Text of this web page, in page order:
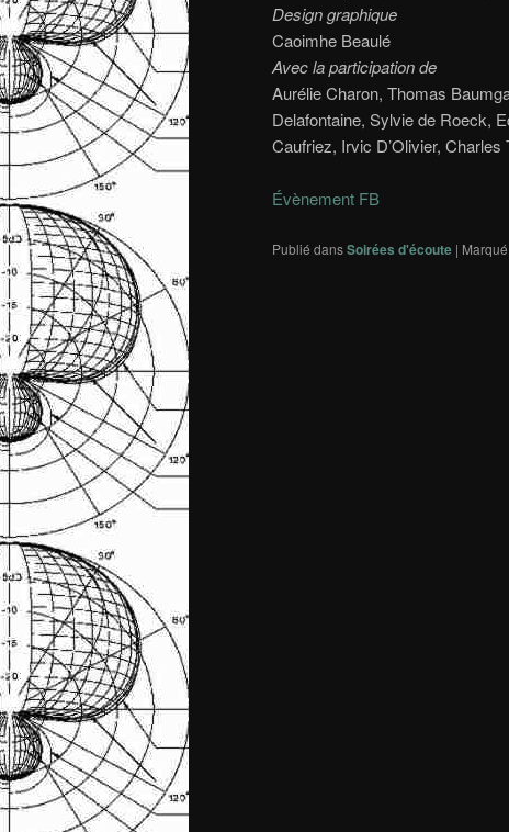
Design graphique
Caoimhe Beaulé
Avec la participation de
Aurélie Charon, Thomas
Delafontaine, Sylvie de Roeck,
Caufriez, Irvic D’Olivier,
Évènement FB
Publié dansSoirées d'écoute |